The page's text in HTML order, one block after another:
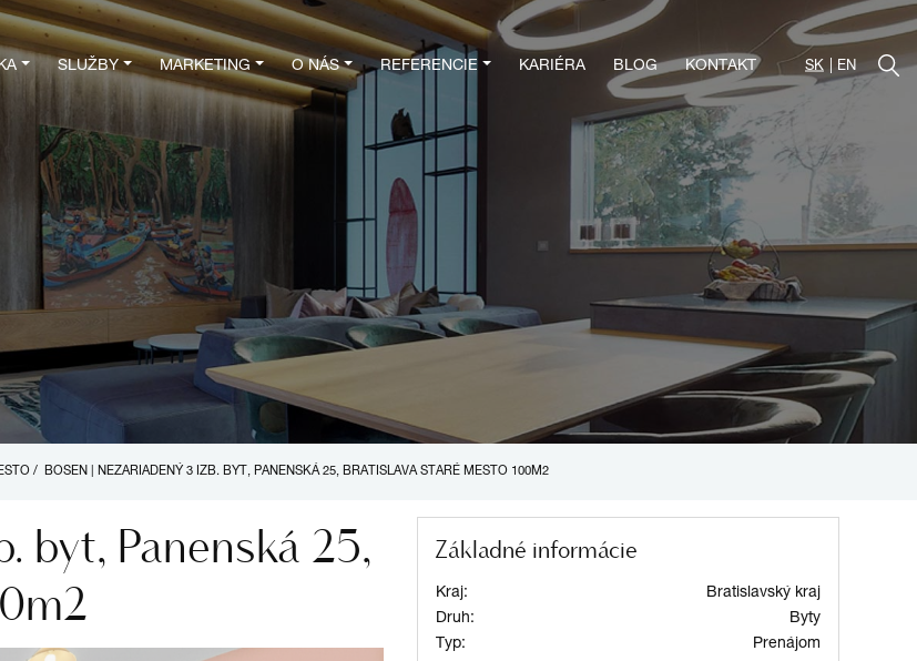
SLUŽBY MARKETING O NÁS REFERENCIE KARIÉRA BLOG KONTAKT SK EN
/ BOSEN | NEZARIADENÝ 3 IZB. BYT, PANENSKÁ 25, BRATISLAVA STARÉ MESTO 100M2
byt, Panenská 25,
Základné informácie
Kraj:
Bratislavský kraj
Druh:
Byty
Typ:
Prenájom